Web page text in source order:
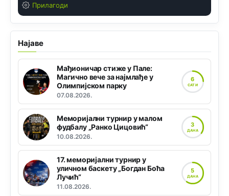
Прилагоди
Најаве
Мађионичар стиже у Пале:
Магично вече за најмлађе у
Олимпијском парку
07.08.2026.
6
САТИ
Меморијални турнир у малом
фудбалу „Ранко Цицовић“
10.08.2026.
3
ДАНА
17. меморијални турнир у
уличном баскету „Богдан Боћа
Лучић“
11.08.2026.
5
ДАНА